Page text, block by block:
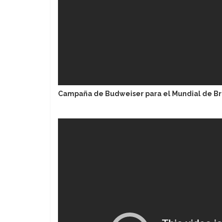
Campaña de Budweiser para el Mundial de